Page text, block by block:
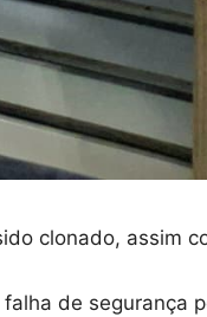
clonado, assim
de segurança